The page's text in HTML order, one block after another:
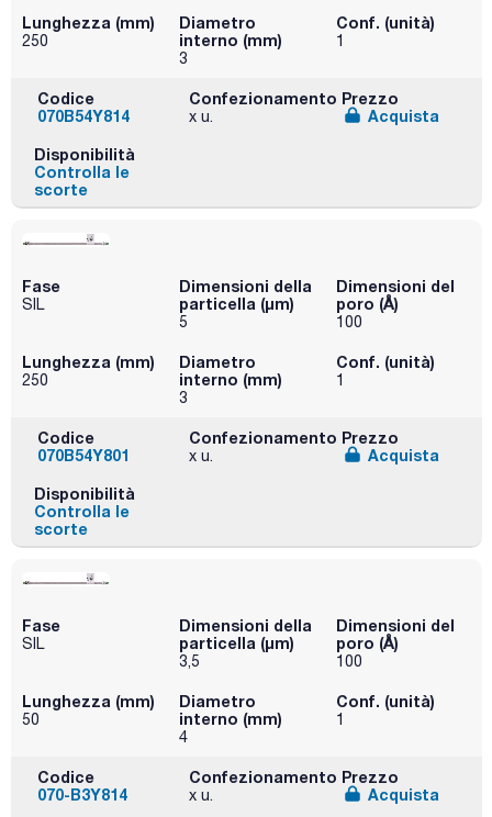
Lunghezza (mm)
250
Diametro
interno (mm)
3
Conf. (unità)
1
Codice
070B54Y814
Confezionamento
x u.
Prezzo
Acquista
Disponibilità
Controlla le
scorte
Fase
SIL
Dimensioni della
particella (μm)
5
Dimensioni del
poro (Å)
100
Lunghezza (mm)
250
Diametro
interno (mm)
3
Conf. (unità)
1
Codice
070B54Y801
Confezionamento
x u.
Prezzo
Acquista
Disponibilità
Controlla le
scorte
Fase
SIL
Dimensioni della
particella (μm)
3,5
Dimensioni del
poro (Å)
100
Lunghezza (mm)
50
Diametro
interno (mm)
4
Conf. (unità)
1
Codice
070-B3Y814
Confezionamento
x u.
Prezzo
Acquista